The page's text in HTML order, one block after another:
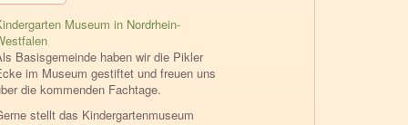
Museum in Nordrhein-
Basisgemeinde haben wir die Pikler
im Museum gestiftet und freuen uns
die kommenden Fachtage.
stellt das Kindergartenmuseum